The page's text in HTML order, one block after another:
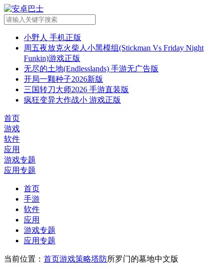
小野人 手机正版
周五夜放克火柴人小黑模组(Stickman Vs Friday Night
Funkin)游戏正版
无尽的土地(Endlesslands) 手游无广告版
开局一颗种子2026新版
三国转刀大师2026 手游直装版
疯狂变异大作战小 游戏正版
首页
游戏
软件
应用
游戏专题
应用专题
首页
手游
软件
应用
游戏专题
应用专题
当前位置： 首页游戏策略塔防所罗门的墓地中文版